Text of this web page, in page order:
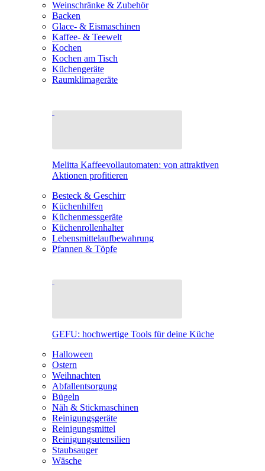
Weinschränke & Zubehör
Backen
Glace- & Eismaschinen
Kaffee- & Teewelt
Kochen
Kochen am Tisch
Küchengeräte
Raumklimageräte
Melitta Kaffeevollautomaten: von attraktiven
Aktionen profitieren
Besteck & Geschirr
Küchenhilfen
Küchenmessgeräte
Küchenrollenhalter
Lebensmittelaufbewahrung
Pfannen & Töpfe
GEFU: hochwertige Tools für deine Küche
Halloween
Ostern
Weihnachten
Abfallentsorgung
Bügeln
Näh & Stickmaschinen
Reinigungsgeräte
Reinigungsmittel
Reinigungsutensilien
Staubsauger
Wäsche